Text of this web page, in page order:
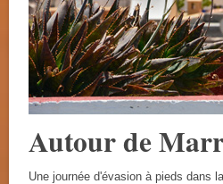
Autour de
Une journée d'évasion à pieds dans